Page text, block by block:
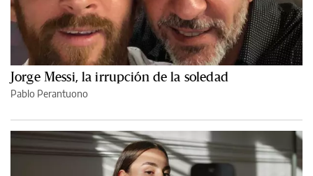
Jorge Messi, la irrupción de la soledad
Pablo Perantuono